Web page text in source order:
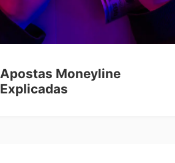
Apostas Moneyline
Explicadas